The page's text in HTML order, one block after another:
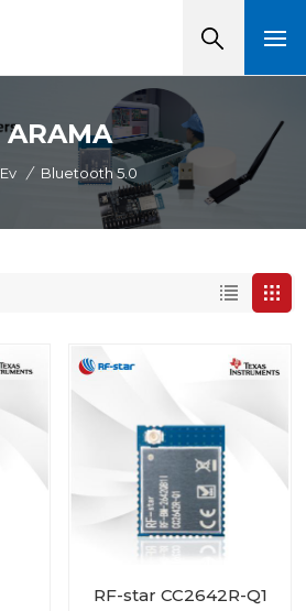
ARAMA
Ev / Bluetooth 5.0
RF-star CC2642R-Q1